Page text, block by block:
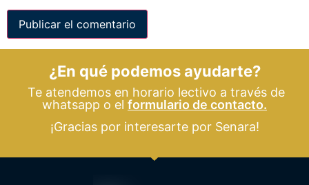
¿En qué podemos ayudarte?
Te atendemos en horario lectivo a través de
whatsapp o el formulario de contacto.
¡Gracias por interesarte por Senara!